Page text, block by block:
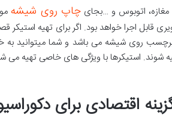
اتوبوس و …بجایچاپ روی شیشه
اجرا خواهد بود. اگر برای تهیه استیکر
روی شیشه می باشد و شما میتوانید به
شوند. استیکرها با ویژگی های خاصی تهیه
اقتصادی برای